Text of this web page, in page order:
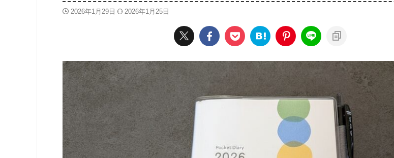
2026年1月29日 2026年1月25日